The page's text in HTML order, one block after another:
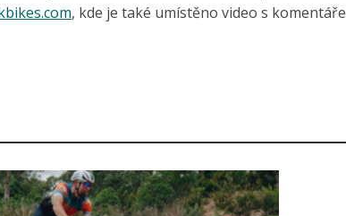
, kde je také umístěno video s